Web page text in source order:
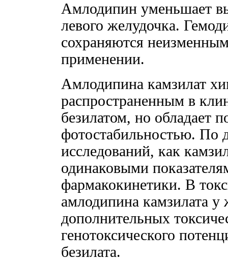
Амлодипин уменьшает
левого желудочка.
сохраняются
применении.
Амлодипина камзилат
распространенным в
безилатом, но обладает
фотостабильностью. По
исследований, как
одинаковыми
фармакокинетики. В
амлодипина камзилата
дополнительных
генотоксического
безилата.